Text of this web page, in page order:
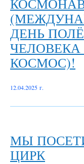
ДЕНЬ
ЧЕЛОВЕКА
КОСМОС)!
12.04.2025 г.
МЫ
ЦИРК